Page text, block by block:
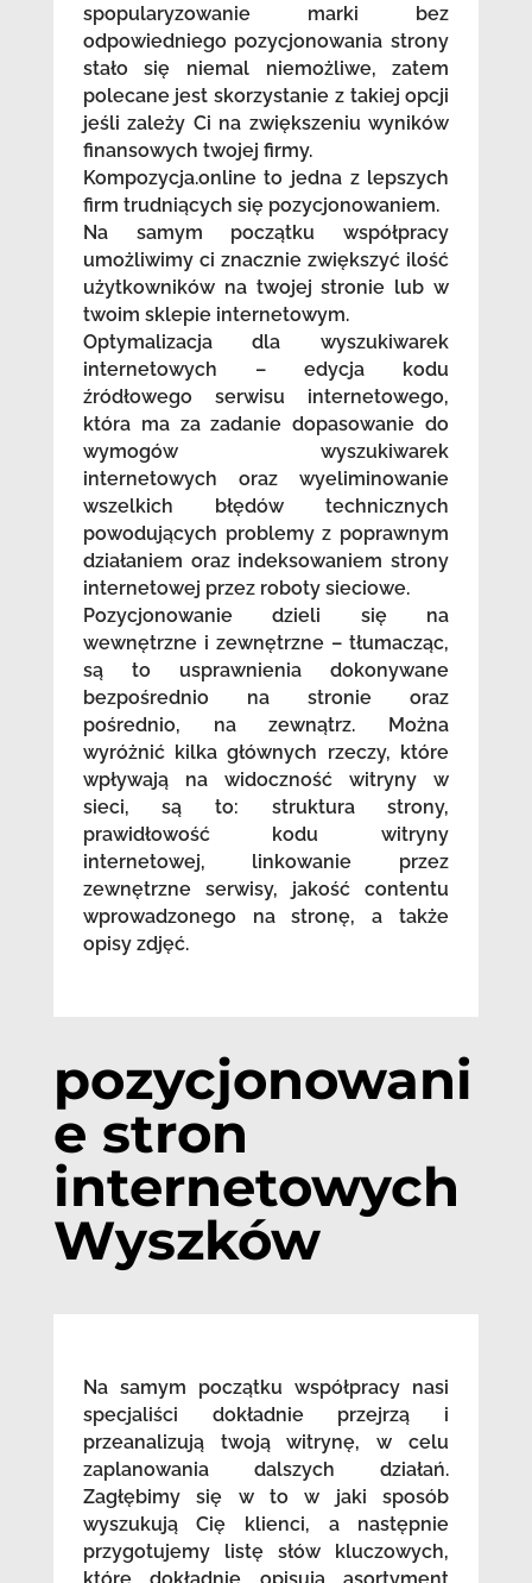
spopularyzowanie marki bez
odpowiedniego pozycjonowania strony
stało się niemal niemożliwe, zatem
polecane jest skorzystanie z takiej opcji
jeśli zależy Ci na zwiększeniu wyników
finansowych twojej firmy.
Kompozycja.online to jedna z lepszych
firm trudniących się pozycjonowaniem.
Na samym początku współpracy
umożliwimy ci znacznie zwiększyć ilość
użytkowników na twojej stronie lub w
twoim sklepie internetowym.
Optymalizacja dla wyszukiwarek
internetowych – edycja kodu
źródłowego serwisu internetowego,
która ma za zadanie dopasowanie do
wymogów wyszukiwarek
internetowych oraz wyeliminowanie
wszelkich błędów technicznych
powodujących problemy z poprawnym
działaniem oraz indeksowaniem strony
internetowej przez roboty sieciowe.
Pozycjonowanie dzieli się na
wewnętrzne i zewnętrzne – tłumacząc,
są to usprawnienia dokonywane
bezpośrednio na stronie oraz
pośrednio, na zewnątrz. Można
wyróżnić kilka głównych rzeczy, które
wpływają na widoczność witryny w
sieci, są to: struktura strony,
prawidłowość kodu witryny
internetowej, linkowanie przez
zewnętrzne serwisy, jakość contentu
wprowadzonego na stronę, a także
opisy zdjęć.
pozycjonowani
e stron
internetowych
Wyszków
Na samym początku współpracy nasi
specjaliści dokładnie przejrzą i
przeanalizują twoją witrynę, w celu
zaplanowania dalszych działań.
Zagłębimy się w to w jaki sposób
wyszukują Cię klienci, a następnie
przygotujemy listę słów kluczowych,